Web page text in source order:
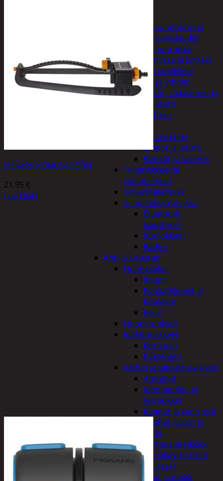
Linnunpöntöt ja
ruokintalaudat
Linnunruoka
Kodin elektroniikka ja laitteet
Imurit ja tarvikkeet
Kaapelit ja johdot
Kelloradiot, sääasemat ja
lämpömittarit
Oheislaitteet
Puhelintarvikkeet
Johdot ja laturit
Kotelot ja telineet
Tv-tarvikkeet ja
seinätelineet
Varavirtalaitteet
Viihde-elektroniikka
Bluetooth
kaiuttimet
Kuulokkeet
Radiot
Koti ja sisustus
Huonekalut
Kaapit
Kenkätelineet ja
naulakot
Peilit
Huonetuoksut
Juhlatarvikkeet
Koristelu
Paketointi
Keittiö ja taloustarvikkeet
Aterimet
Juomapullot ja
termokset
Kannut ja kanisterit
Kauhat, lastat ja
sudit
Kattaustarvikkeet
Kertakäyttöastiat
Lautaset
Lasit ja mukit
FISKARS KEINUSADETIN
21,95 €
Lue Lisää